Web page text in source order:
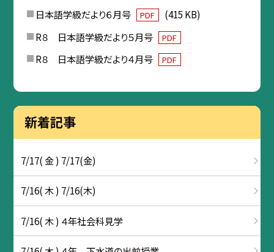
日本語学級だより６月号
PDF
(415 KB)
R８ 日本語学級だより５月号
PDF
R８ 日本語学級だより４月号 PDF
新着記事
7/17( 金 ) 7/17(金)
7/16( 木 ) 7/16(木)
7/16( 木 ) ４年社会科見学